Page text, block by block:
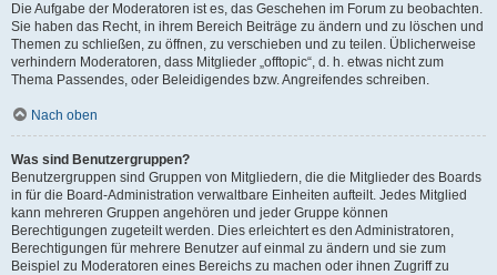
Die Aufgabe der Moderatoren ist es, das Geschehen im Forum zu beobachten.
Sie haben das Recht, in ihrem Bereich Beiträge zu ändern und zu löschen und
Themen zu schließen, zu öffnen, zu verschieben und zu teilen. Üblicherweise
verhindern Moderatoren, dass Mitglieder „offtopic“, d. h. etwas nicht zum
Thema Passendes, oder Beleidigendes bzw. Angreifendes schreiben.
Nach oben
Was sind Benutzergruppen?
Benutzergruppen sind Gruppen von Mitgliedern, die die Mitglieder des Boards
in für die Board-Administration verwaltbare Einheiten aufteilt. Jedes Mitglied
kann mehreren Gruppen angehören und jeder Gruppe können
Berechtigungen zugeteilt werden. Dies erleichtert es den Administratoren,
Berechtigungen für mehrere Benutzer auf einmal zu ändern und sie zum
Beispiel zu Moderatoren eines Bereichs zu machen oder ihnen Zugriff zu